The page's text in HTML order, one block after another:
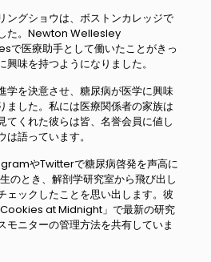
ングショウは、ボストンカレッジで
た。Newton Wellesley
医療助手として働いたことがきっ
味を持つようになりました。
学を決意させ、糖尿病が医学に興味
ました。私には医療関係者の家族は
てくれた彼らは皆、名誉会員に値し
語っています。
やTwitterで糖尿病啓発を声高に
のとき、解剖学研究室から飛び出し
ェックしたことを思い出します。彼
at Midnight」で最新の研究
モニターの管理方法を共有していま